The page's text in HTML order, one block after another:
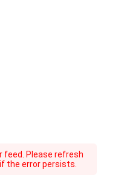
feed. Please refresh
the error persists.